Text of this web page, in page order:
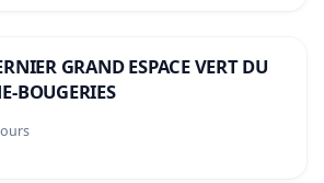
GRAND ESPACE VERT DU
BOUGERIES